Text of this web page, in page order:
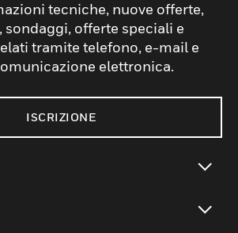
tecniche, nuove offerte,
sondaggi, offerte speciali e
tramite telefono, e-mail e
elettronica.
ISCRIZIONE